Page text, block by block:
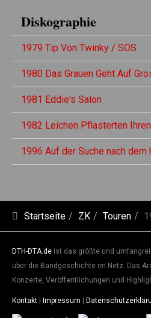
Diskographie
1979 Tip Von Twinky / SOS
1980 Das Grauen Geht Auf
1981 Eddie's Salon
1982 Leichen Pflasterten
1996 Auf der Suche nach dem
Startseite ZK Touren
DTH-DTA.de ist das größte und
über die Bandgeschichte im Netz. Das
Konzerte, Veröffentlichungen und
Kontakt | Impressum |